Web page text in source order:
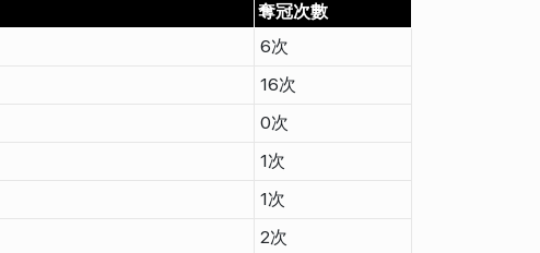
奪冠次數
6次
16次
0次
1次
1次
2次